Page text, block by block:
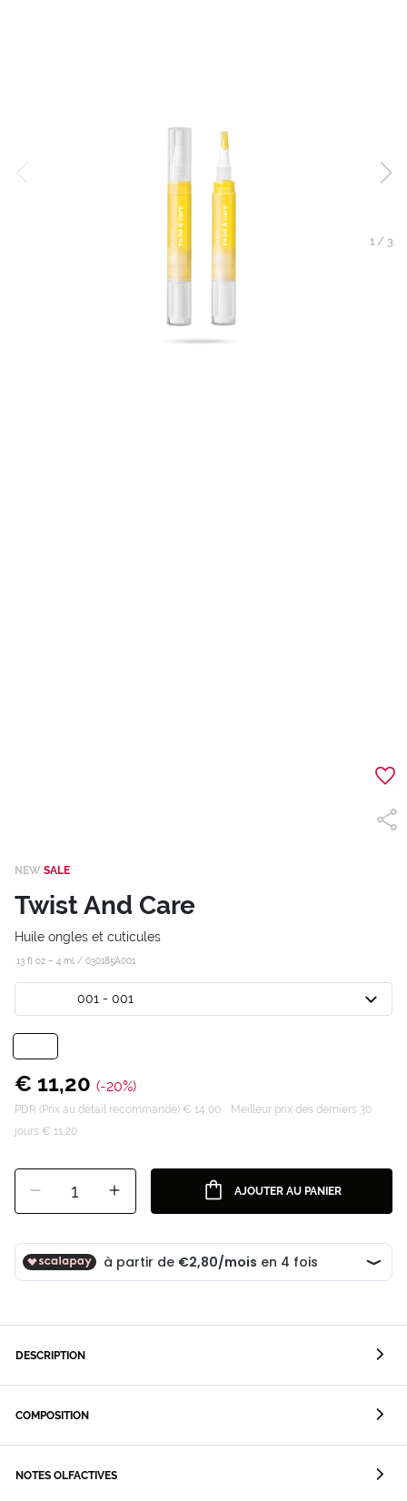
1 / 3
NEW SALE
Twist And Care
Huile ongles et cuticules
.13 fl oz – 4 ml / 030185A001
001 - 001
€ 11,20 (-20%)
PDR (Prix au détail recommandé) € 14,00
Meilleur prix des derniers 30
jours € 11,20
1 AJOUTER AU PANIER
DESCRIPTION
COMPOSITION
NOTES OLFACTIVES